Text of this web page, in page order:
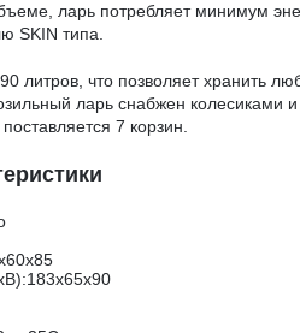
ларь потребляет минимум
SKIN типа.
литров, что позволяет хранить
ларь снабжен колесиками
7 корзин.